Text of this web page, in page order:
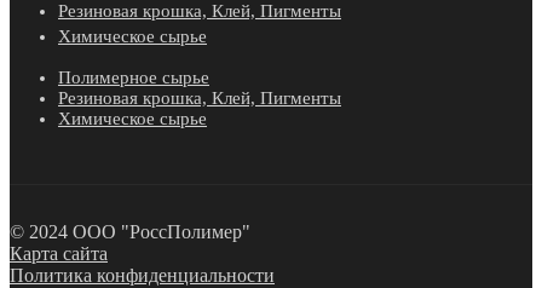
Резиновая крошка, Клей, Пигменты
Химическое сырье
Полимерное сырье
Резиновая крошка, Клей, Пигменты
Химическое сырье
© 2024 ООО "РоссПолимер"
Карта сайта
Политика конфиденциальности